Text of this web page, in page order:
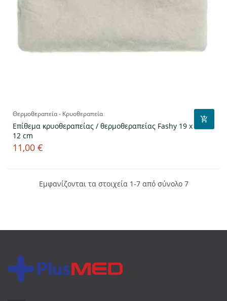
Θερμοθεραπεία - Κρυοθεραπεία
Επίθεμα κρυοθεραπείας / θερμοθεραπείας Fashy 19 x
12 cm
Τιμή
11,00 €
Εμφανίζονται τα στοιχεία 1-7 από σύνολο 7